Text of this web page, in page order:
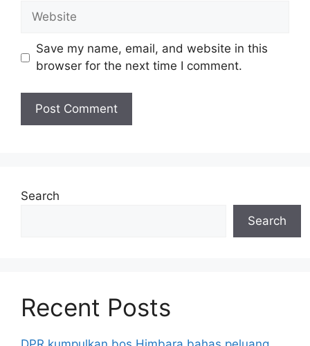
Website
Save my name, email, and website in this
browser for the next time I comment.
Search
Search
Recent Posts